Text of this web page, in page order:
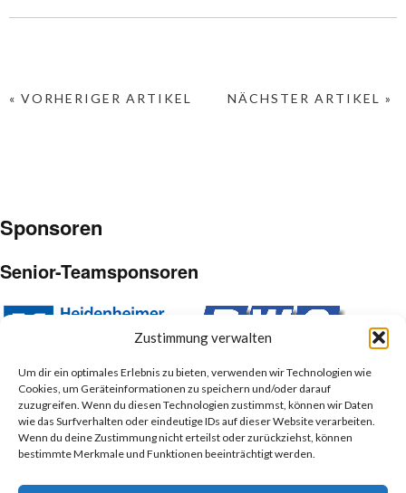
Zustimmung verwalten
Um dir ein optimales Erlebnis zu bieten, verwenden wir Technologien wie
Cookies, um Geräteinformationen zu speichern und/oder darauf
zuzugreifen. Wenn du diesen Technologien zustimmst, können wir Daten
wie das Surfverhalten oder eindeutige IDs auf dieser Website verarbeiten.
Wenn du deine Zustimmung nicht erteilst oder zurückziehst, können
bestimmte Merkmale und Funktionen beeinträchtigt werden.
NÄCHSTER ARTIKEL »
« VORHERIGER ARTIKEL
Sponsoren
Senior-Teamsponsoren
Junior-Teamsponsoren